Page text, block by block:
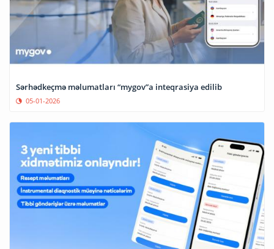
Sərhədkeçmə məlumatları “mygov”a inteqrasiya edilib
05-01-2026